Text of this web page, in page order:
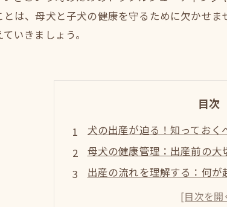
は、母犬と子犬の健康を守るために欠かせ
いきましょう。
目次
犬の出産が迫る！知っておく
母犬の健康管理：出産前の大
出産の流れを理解する：何が
子犬が生まれる瞬間：心温ま